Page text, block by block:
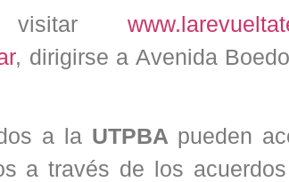
visitar
, dirigirse a Avenida
a la UTPBA pueden
a través de los